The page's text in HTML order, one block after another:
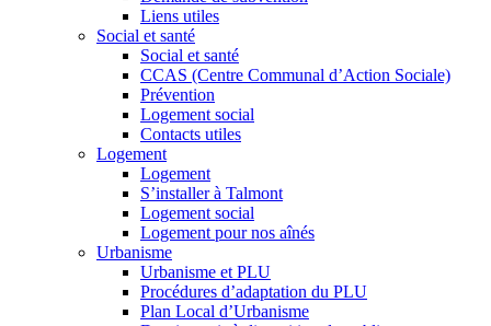
Liens utiles
Social et santé
Social et santé
CCAS (Centre Communal d’Action Sociale)
Prévention
Logement social
Contacts utiles
Logement
Logement
S’installer à Talmont
Logement social
Logement pour nos aînés
Urbanisme
Urbanisme et PLU
Procédures d’adaptation du PLU
Plan Local d’Urbanisme